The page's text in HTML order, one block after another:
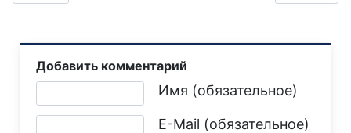
Добавить комментарий
Имя (обязательное)
E-Mail (обязательное)
Текст комментария